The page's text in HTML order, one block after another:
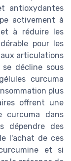
antioxydantes
activement à
à réduire les
pour les
articulations
décline sous
curcuma
plus
offrent une
curcuma dans
dépendre des
l'achat de ces
et si